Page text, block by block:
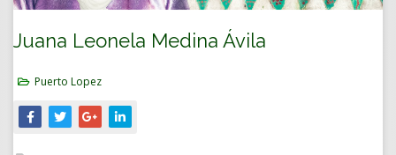
Juana Leonela Medina Ávila
Puerto Lopez